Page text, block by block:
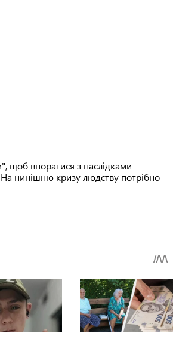
щоб впоратися з наслідками
На нинішню кризу людству потрібно